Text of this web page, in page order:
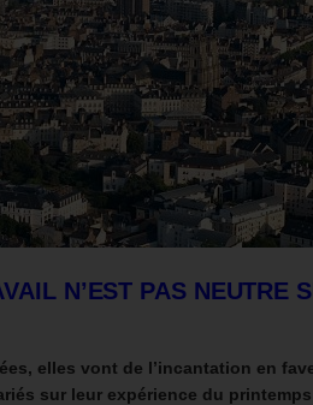
N’EST PAS NEUTRE
elles vont de l’incantation en
sur leur expérience du printemps